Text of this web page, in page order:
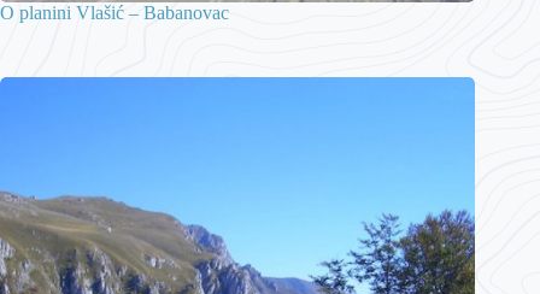
O planini Vlašić – Babanovac